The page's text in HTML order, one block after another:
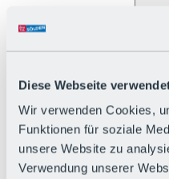
Diese Webseite
Wir verwenden Cookies,
Funktionen für soziale
unsere Website zu
Verwendung unserer
Alle